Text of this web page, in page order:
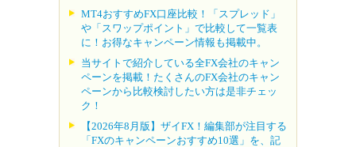
MT4おすすめFX口座比較！「スプレッド」
や「スワップポイント」で比較して一覧表
に！お得なキャンペーン情報も掲載中。
当サイトで紹介している全FX会社のキャン
ペーンを掲載！たくさんのFX会社のキャン
ペーンから比較検討したい方は是非チェッ
ク！
【2026年8月版】ザイFX！編集部が注目する
「FXのキャンペーンおすすめ10選」を、記